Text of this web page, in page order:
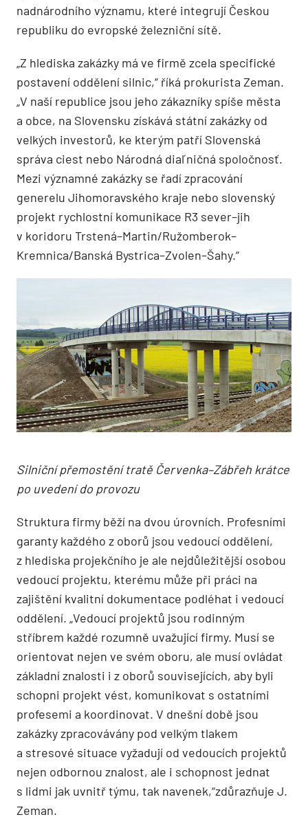
nadnárodního významu, které integrují Českou
republiku do evropské železniční sítě.
„Z hlediska zakázky má ve firmě zcela specifické
postavení oddělení silnic,“ říká prokurista Zeman.
„V naší republice jsou jeho zákazníky spíše města
a obce, na Slovensku získává státní zakázky od
velkých investorů, ke kterým patří Slovenská
správa ciest nebo Národná diaľničná spoločnosť.
Mezi významné zakázky se řadí zpracování
generelu Jihomoravského kraje nebo slovenský
projekt rychlostní komunikace R3 sever–jih
v koridoru Trstená–Martin/Ružomberok–
Kremnica/Banská Bystrica–Zvolen–Šahy.“
Silniční přemostění tratě Červenka–Zábřeh krátce
po uvedení do provozu
Struktura firmy běží na dvou úrovních. Profesními
garanty každého z oborů jsou vedoucí oddělení,
z hlediska projekčního je ale nejdůležitější osobou
vedoucí projektu, kterému může při práci na
zajištění kvalitní dokumentace podléhat i vedoucí
oddělení. „Vedoucí projektů jsou rodinným
stříbrem každé rozumně uvažující firmy. Musí se
orientovat nejen ve svém oboru, ale musí ovládat
základní znalosti i z oborů souvisejících, aby byli
schopni projekt vést, komunikovat s ostatními
profesemi a koordinovat. V dnešní době jsou
zakázky zpracovávány pod velkým tlakem
a stresové situace vyžadují od vedoucích projektů
nejen odbornou znalost, ale i schopnost jednat
s lidmi jak uvnitř týmu, tak navenek,“zdůrazňuje J.
Zeman.